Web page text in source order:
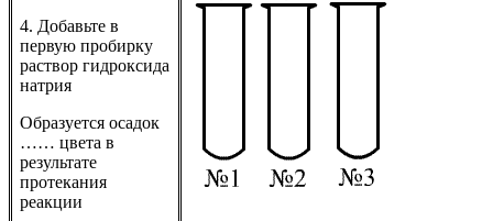
4. Добавьте в
первую пробирку
раствор гидроксида
натрия
Образуется осадок
…… цвета в
результате
протекания
реакции